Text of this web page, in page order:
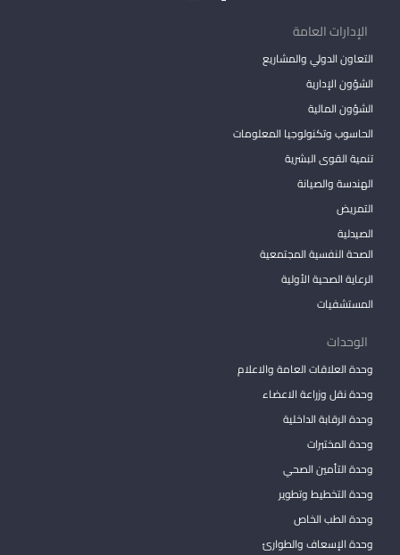
الإدارات العامة
التعاون الدولي والمشاريع
الشؤون الإدارية
الشؤون المالية
الحاسوب وتكنولوجيا المعلومات
تنمية القوى البشرية
الهندسة والصيانة
التمريض
الصيدلية
الصحة النفسية المجتمعية
الرعاية الصحية الأولية
المستشفيات
الوحدات
وحدة العلاقات العامة والاعلام
وحدة نقل وزراعة الاعضاء
وحدة الرقابة الداخلية
وحدة المختبرات
وحدة التأمين الصحي
وحدة التخطيط وتطوير
وحدة الطب الخاص
وحدة الإسعاف والطوارئ